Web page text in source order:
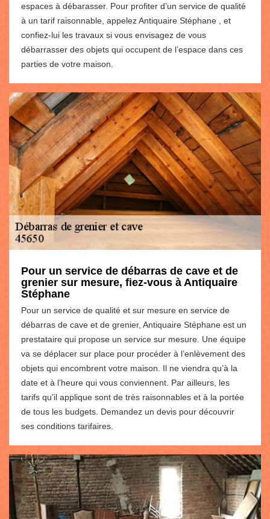
espaces à débarasser. Pour profiter d’un service de qualité
à un tarif raisonnable, appelez Antiquaire Stéphane , et
confiez-lui les travaux si vous envisagez de vous
débarrasser des objets qui occupent de l’espace dans ces
parties de votre maison.
Pour un service de débarras de cave et de
grenier sur mesure, fiez-vous à Antiquaire
Stéphane
Pour un service de qualité et sur mesure en service de
débarras de cave et de grenier, Antiquaire Stéphane est un
prestataire qui propose un service sur mesure. Une équipe
va se déplacer sur place pour procéder à l’enlèvement des
objets qui encombrent votre maison. Il ne viendra qu’à la
date et à l’heure qui vous conviennent. Par ailleurs, les
tarifs qu’il applique sont de très raisonnables et à la portée
de tous les budgets. Demandez un devis pour découvrir
ses conditions tarifaires.